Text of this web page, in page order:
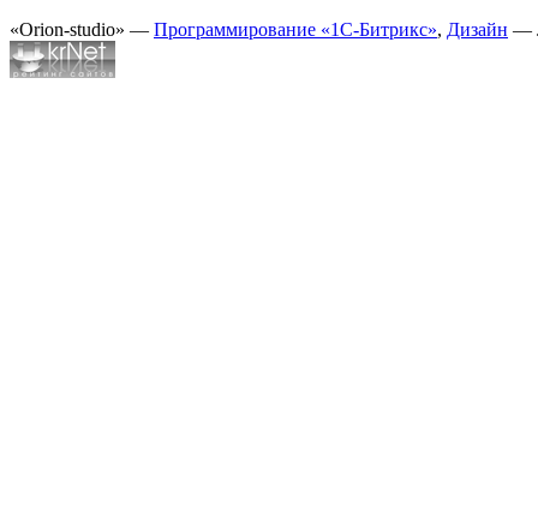
«Orion-studio» — Программирование «1С-Битрикс», Дизайн —